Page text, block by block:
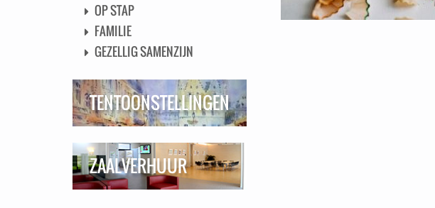
OP STAP
FAMILIE
GEZELLIG SAMENZIJN
TENTOONSTELLINGEN
ZAALVERHUUR